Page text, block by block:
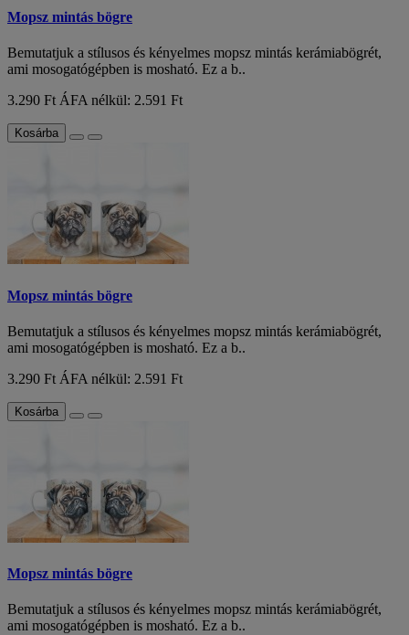
Mopsz mintás bögre
Bemutatjuk a stílusos és kényelmes mopsz mintás kerámiabögrét,
ami mosogatógépben is mosható. Ez a b..
3.290 Ft ÁFA nélkül: 2.591 Ft
Kosárba
Mopsz mintás bögre
Bemutatjuk a stílusos és kényelmes mopsz mintás kerámiabögrét,
ami mosogatógépben is mosható. Ez a b..
3.290 Ft ÁFA nélkül: 2.591 Ft
Kosárba
Mopsz mintás bögre
Bemutatjuk a stílusos és kényelmes mopsz mintás kerámiabögrét,
ami mosogatógépben is mosható. Ez a b..